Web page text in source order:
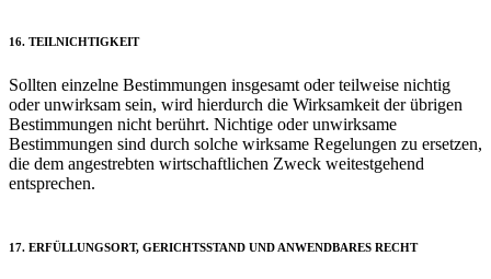
16. TEIL­NICHTIG­KEIT
Sollten einzelne Bestimmungen insgesamt oder teilweise nichtig
oder unwirksam sein, wird hierdurch die Wirksamkeit der übrigen
Bestimmungen nicht berührt. Nichtige oder unwirksame
Bestimmungen sind durch solche wirksame Regelungen zu ersetzen,
die dem angestrebten wirtschaftlichen Zweck weitestgehend
entsprechen.
17. ERFÜLLUNGS­ORT, GERICHTS­STAND UND AN­WEND­BARES RECHT